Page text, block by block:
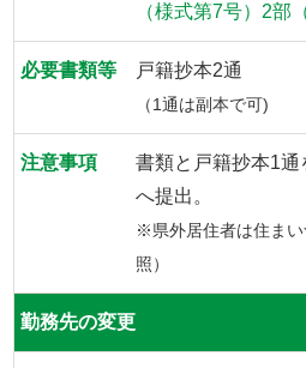
（様式第7号）2部
戸籍抄本2通
（1通は副本で可)
書類と戸籍抄本1
へ提出。
※県外居住者は住ま
照）
勤務先の変更